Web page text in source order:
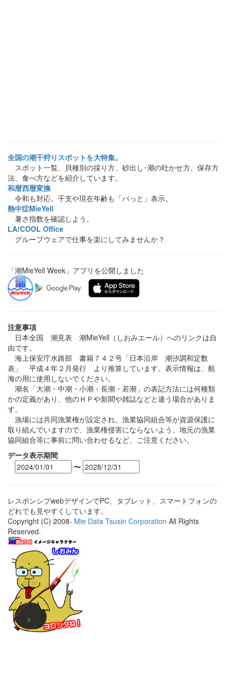
全国の潮干狩りスポットを大特集。
スポット一覧、貝種別の採り方、砂出し･潮の吐かせ方、保存方
法、食べ方などを紹介しています。
和暦西暦変換
令和も対応。干支や現在年齢も「パっと」表示。
熱中症MieYell
暑さ指数を確認しよう。
LA!COOL Office
グループウェアで仕事を楽にしてみませんか？
「潮MieYell Week」アプリを公開しました
注意事項
日本全国 潮見表 潮MieYell（しおみエール）へのリンクは自
由です。
海上保安庁水路部 書籍７４２号「日本沿岸 潮汐調和定数
表」 平成４年２月発行 より推算しています。表示情報は、航
海の用に使用しないでください。
潮名「大潮・中潮・小潮・長潮・若潮」の表記方法には何種類
かの定義があり、他のＨＰや新聞や雑誌などと違う場合がありま
す。
漁場には共同漁業権が設定され、漁業協同組合等が資源保護に
取り組んでいますので、漁業権侵害にならないよう、地元の漁業
協同組合等に事前に問い合わせるなど、ご注意ください。
データ表示期間
〜
レスポンシブwebデザインでPC、タブレット、スマートフォンの
どれでも見やすくしています。
Copyright (C) 2008- Mie Data Tsusin Corporation All Rights
Reserved.